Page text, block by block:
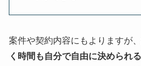
案件や契約内容にもよりますが、
く時間も自分で自由に決められ